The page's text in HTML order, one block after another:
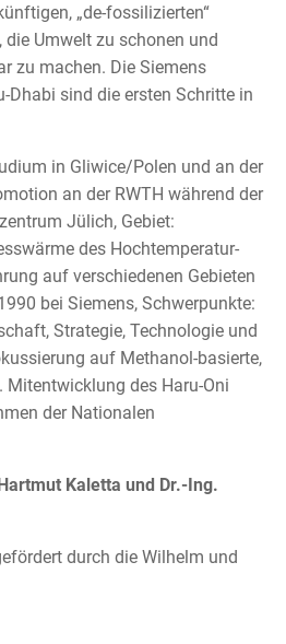
„de-fossilizierten“
die Umwelt zu schonen und
zu machen. Die Siemens
Dhabi sind die ersten Schritte in
in Gliwice/Polen und an der
an der RWTH während der
Jülich, Gebiet:
des Hochtemperatur-
auf verschiedenen Gebieten
bei Siemens, Schwerpunkte:
Strategie, Technologie und
auf Methanol-basierte,
des Haru-Oni
der Nationalen
Kaletta und Dr.-Ing.
durch die Wilhelm und